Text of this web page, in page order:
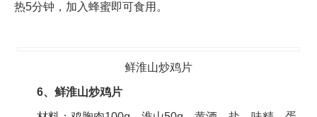
热5分钟，加入蜂蜜即可食用。
鲜淮山炒鸡片
6、鲜淮山炒鸡片